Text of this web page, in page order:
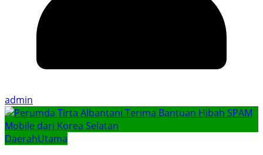
admin
DaerahUtama